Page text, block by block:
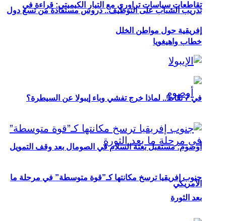
تقاطعات سياسات تراوري مع التيار الكيميتي: قراءة في
خطاب واهيغويا
أوصوم: مستقبل بعثة السلام في الصومال بعد وقف التمويل
الأمريكي
تدريب الشباب على التوظيف.. دروس مستفادة من تسع دول
إفريقية حول مواطن الخلل
في 7 نقاط.. لماذا خرج تفشي وباء إيبولا عن السيطرة؟
جنوب إفريقيا ترسخ مكانتها كـ”قوة متوسطة” في مرحلة ما
بعد الثورة